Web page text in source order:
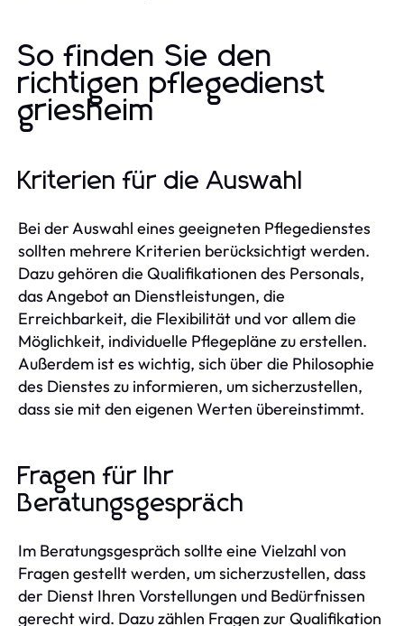
So finden Sie den
richtigen pflegedienst
griesheim
Kriterien für die Auswahl
Bei der Auswahl eines geeigneten Pflegedienstes
sollten mehrere Kriterien berücksichtigt werden.
Dazu gehören die Qualifikationen des Personals,
das Angebot an Dienstleistungen, die
Erreichbarkeit, die Flexibilität und vor allem die
Möglichkeit, individuelle Pflegepläne zu erstellen.
Außerdem ist es wichtig, sich über die Philosophie
des Dienstes zu informieren, um sicherzustellen,
dass sie mit den eigenen Werten übereinstimmt.
Fragen für Ihr
Beratungsgespräch
Im Beratungsgespräch sollte eine Vielzahl von
Fragen gestellt werden, um sicherzustellen, dass
der Dienst Ihren Vorstellungen und Bedürfnissen
gerecht wird. Dazu zählen Fragen zur Qualifikation